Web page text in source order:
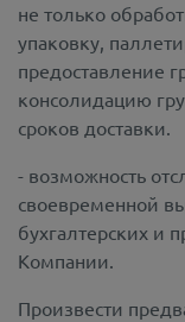
не только
упаковку,
предоставление
консолидацию
сроков доставки.
- возможность
своевременной
бухгалтерских и
Компании.
Произвести